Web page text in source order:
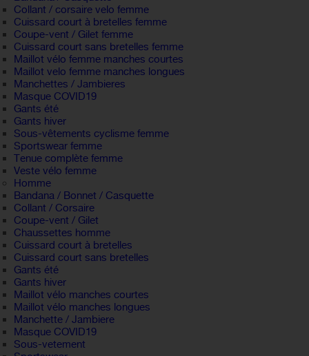
Collant / corsaire velo femme
Cuissard court à bretelles femme
Coupe-vent / Gilet femme
Cuissard court sans bretelles femme
Maillot vélo femme manches courtes
Maillot velo femme manches longues
Manchettes / Jambieres
Masque COVID19
Gants été
Gants hiver
Sous-vêtements cyclisme femme
Sportswear femme
Tenue complète femme
Veste vélo femme
Homme
Bandana / Bonnet / Casquette
Collant / Corsaire
Coupe-vent / Gilet
Chaussettes homme
Cuissard court à bretelles
Cuissard court sans bretelles
Gants été
Gants hiver
Maillot vélo manches courtes
Maillot vélo manches longues
Manchette / Jambiere
Masque COVID19
Sous-vetement